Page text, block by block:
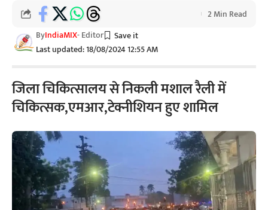
Last updated: 18/08/2024 12:55 AM
ByIndiaMIX- Editor
2 Min Read
जिला चिकित्सालय से निकली मशाल रैली में
चिकित्सक,एमआर,टेक्नीशियन हुए शामिल